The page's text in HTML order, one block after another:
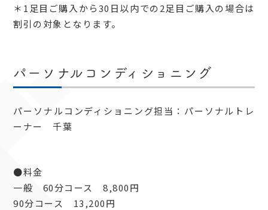
＊1足目ご購入から30日以内での2足目ご購入の場合は
割引の対象となります。
パーソナルコンディショニング
パーソナルコンディショニング担当：パーソナルトレ
ーナー 千葉
●料金
一般 60分コース 8,800円
90分コース 13,200円